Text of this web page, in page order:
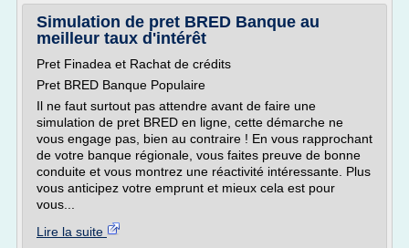
Simulation de pret BRED Banque au
meilleur taux d'intérêt
Pret Finadea et Rachat de crédits
Pret BRED Banque Populaire
Il ne faut surtout pas attendre avant de faire une
simulation de pret BRED en ligne, cette démarche ne
vous engage pas, bien au contraire ! En vous rapprochant
de votre banque régionale, vous faites preuve de bonne
conduite et vous montrez une réactivité intéressante. Plus
vous anticipez votre emprunt et mieux cela est pour
vous...
Lire la suite